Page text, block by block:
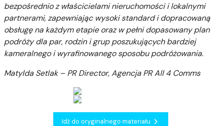
bezpośrednio z właścicielami nieruchomości i lokalnymi
partnerami, zapewniając wysoki standard i dopracowaną
obsługę na każdym etapie oraz w pełni dopasowany plan
podróży dla par, rodzin i grup poszukujących bardziej
kameralnego i wyrafinowanego sposobu podróżowania.
Matylda Setlak – PR Director, Agencja PR All 4 Comms
Idź do oryginalnego materiału